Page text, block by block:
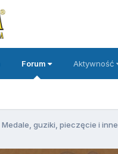
Forum Aktywność
Medale, guziki, pieczęcie i inne